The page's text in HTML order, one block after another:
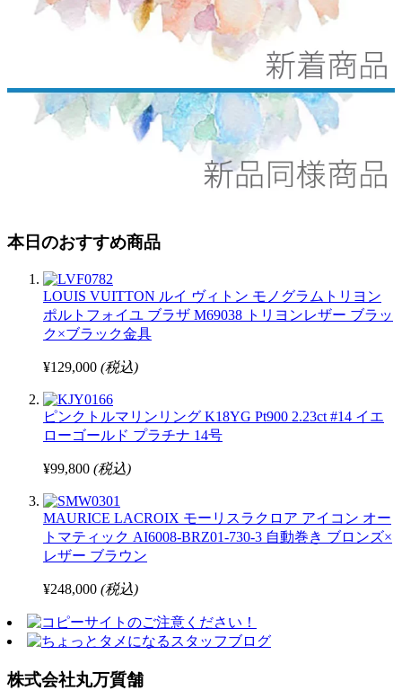
本日のおすすめ商品
LOUIS VUITTON ルイ ヴィトン モノグラムトリヨン
ポルトフォイユ ブラザ M69038 トリヨンレザー ブラッ
ク×ブラック金具
¥129,000 (税込)
ピンクトルマリンリング K18YG Pt900 2.23ct #14 イエ
ローゴールド プラチナ 14号
¥99,800 (税込)
MAURICE LACROIX モーリスラクロア アイコン オー
トマティック AI6008-BRZ01-730-3 自動巻き ブロンズ×
レザー ブラウン
¥248,000 (税込)
株式会社丸万質舗